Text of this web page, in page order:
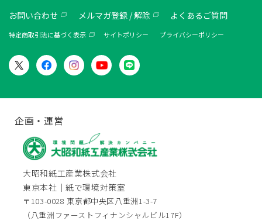
お問い合わせ メルマガ登録 / 解除 よくあるご質問
特定商取引法に基づく表示 サイトポリシー プライバシーポリシー
企画・運営
大昭和紙工産業株式会社
東京本社｜紙で環境対策室
〒103-0028 東京都中央区八重洲1-3-7
（八重洲ファーストフィナンシャルビル17F）